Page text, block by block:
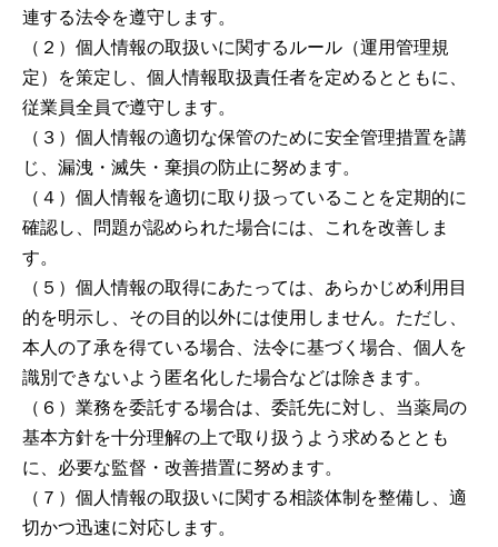
連する法令を遵守します。
（２）個人情報の取扱いに関するルール（運用管理規
定）を策定し、個人情報取扱責任者を定めるとともに、
従業員全員で遵守します。
（３）個人情報の適切な保管のために安全管理措置を講
じ、漏洩・滅失・棄損の防止に努めます。
（４）個人情報を適切に取り扱っていることを定期的に
確認し、問題が認められた場合には、これを改善しま
す。
（５）個人情報の取得にあたっては、あらかじめ利用目
的を明示し、その目的以外には使用しません。ただし、
本人の了承を得ている場合、法令に基づく場合、個人を
識別できないよう匿名化した場合などは除きます。
（６）業務を委託する場合は、委託先に対し、当薬局の
基本方針を十分理解の上で取り扱うよう求めるととも
に、必要な監督・改善措置に努めます。
（７）個人情報の取扱いに関する相談体制を整備し、適
切かつ迅速に対応します。